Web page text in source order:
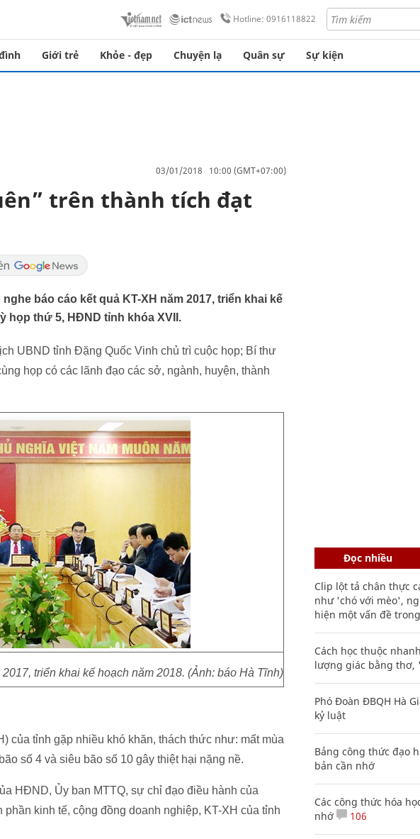
Hotline: 0916118822
Giới trẻ Khỏe - đẹp Chuyện lạ Quân sự Sự kiện
03/01/2018 10:00 (GMT+07:00)
trên thành tích đạt
báo cáo kết quả KT-XH năm 2017, triển khai kế
họp thứ 5, HĐND tỉnh khóa XVII.
UBND tỉnh Đặng Quốc Vinh chủ trì cuộc họp; Bí thư
họp có các lãnh đạo các sở, ngành, huyện, thành
triển khai kế hoạch năm 2018. (Ảnh: báo Hà Tĩnh)
của tỉnh gặp nhiều khó khăn, thách thức như: mất mùa
số 4 và siêu bão số 10 gây thiệt hại nặng nề.
HĐND, Ủy ban MTTQ, sự chỉ đạo điều hành của
kinh tế, cộng đồng doanh nghiệp, KT-XH của tỉnh
Đọc nhiều
Clip lột tả chân thực
như 'chó với mèo',
hiện một vấn đề
Cách học thuộc
lượng giác bằng thơ,
Phó Đoàn ĐBQH Hà
kỷ luật
Bảng công thức đạo
bản cần nhớ
Các công thức hóa
nhớ
106